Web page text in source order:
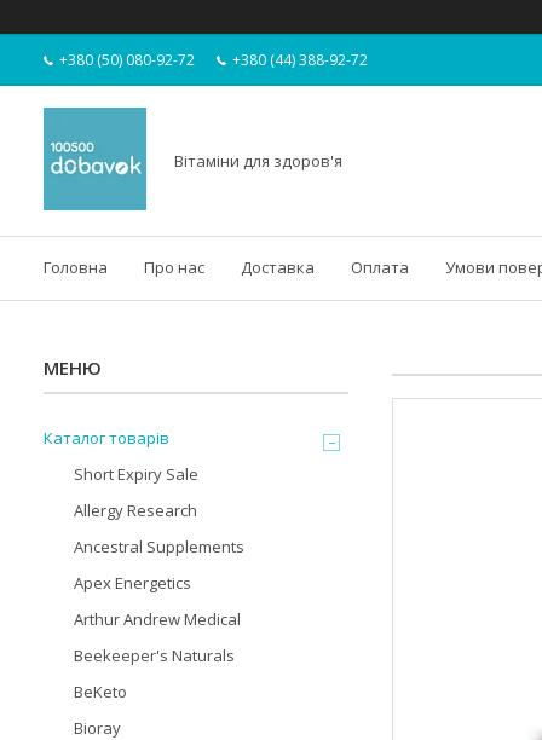
+380 (50) 080-92-72 +380 (44) 388-92-72
Вітаміни для здоров'я
Головна Про нас Доставка Оплата Умови
Каталог товарів
Short Expiry Sale
Allergy Research
Ancestral Supplements
Apex Energetics
Arthur Andrew Medical
Beekeeper's Naturals
BeKeto
Bioray